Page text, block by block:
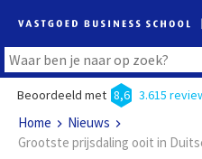
Beoordeeld met 8,6 3.615
Home
Nieuws
Grootste prijsdaling ooit in